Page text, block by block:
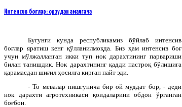
Интенсив боғлар: орзудан амалгача
Бугунги кунда республикамиз бўйлаб интенсив
боғлар яратиш кенг қўлланилмоқда. Биз ҳам интенсив боғ
учун мўлжалланган икки туп нок дарахтининг парвариши
билан танишдик. Нок дарахтининг қадди пастроқ бўлишига
қарамасдан шиғил ҳосилга кирган пайт эди.
- То мевалар пишгунича бир ой муддат бор, - деди
нок дарахти агротехникаси қоидаларини обдон ўрганган
боғбон.